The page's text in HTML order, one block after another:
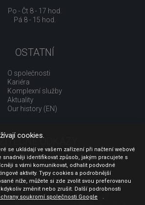
Po - Čt 8 - 17 hod.
Pá 8 - 15 hod.
OSTATNÍ
O společnosti
Kariéra
Komplexní služby
Aktuality
Our history (EN)
ODKAZY
údajů
kupní smlouvy pro spotřebitele
cookies.
se ukládají ve vašem zařízení při načtení webové
snadněji identifikovat způsob, jakým pracujete s
s vámi komunikovat, odhalit podvodné
aktivity. Typy cookies a podrobnější
níže, můžete si zde zvolit svou preferovanou
změnit nebo zrušit. Další podrobnosti
soukromí společnosti Google .